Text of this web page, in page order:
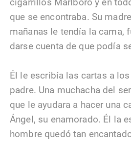
que se encontraba. Su
mañanas le tendía la cama,
darse cuenta de que podía
Él le escribía las cartas a
padre. Una muchacha del
que le ayudara a hacer una
Ángel, su enamorado. Él la
hombre quedó tan